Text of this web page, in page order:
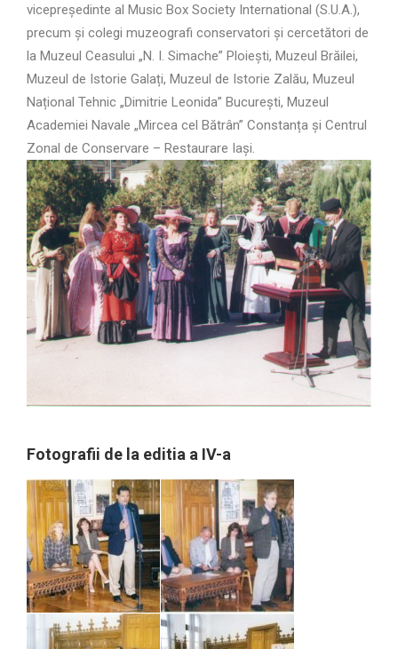
vicepreședinte al Music Box Society International (S.U.A.),
precum și colegi muzeografi conservatori și cercetători de
la Muzeul Ceasului „N. I. Simache” Ploiești, Muzeul Brăilei,
Muzeul de Istorie Galați, Muzeul de Istorie Zalău, Muzeul
Național Tehnic „Dimitrie Leonida” București, Muzeul
Academiei Navale „Mircea cel Bătrân” Constanța și Centrul
Zonal de Conservare – Restaurare Iași.
Fotografii de la editia a IV-a